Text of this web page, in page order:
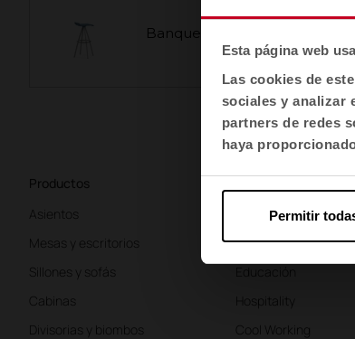
Esta página web
Las cookies de
sociales y analizar
partners de redes
haya
Permitir
Banqueta Mit
Productos
Asientos
Mesas y escritorios
Sillones y sofás
Cabinas
Divisorias y biombos
Oficinas
Sanidad
Hospitality
Cool Working